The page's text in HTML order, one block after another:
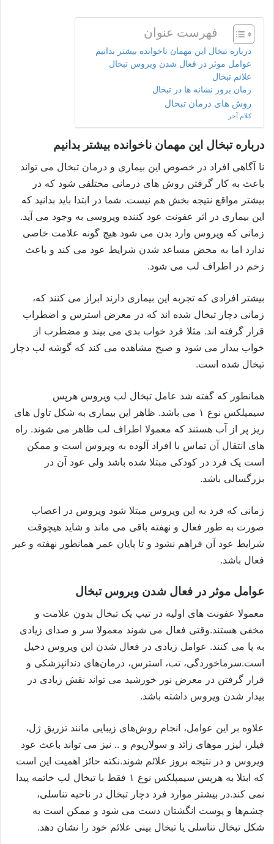
فهرست عنوان
درباره تبخال این مهمان ناخوانده بیشتر بدانیم
عوامل موثر در فعال شدن ویروس تبخال
علائم تبخال
زمان بروز نشانه ها در تبخال
روش های درمان تبخال
کلام آخر
درباره تبخال این مهمان ناخوانده بیشتر بدانیم
نا آگاهی افراد در خصوص این بیماری و درمان تبخال می تواند
باعث به کار گرفتن روش های درمانی مختلفی شود که در
بیشتر مواقع نتیجه بخش هم نیست. شما در ابتدا باید بدانید که
این بیماری در اثر عفونت عود کننده ویروسی به وجود می آید.
زمانی که ویروس وارد بدن می شود هیچ گونه علامت خاصی
ندارد اما به محض مساعد شدن شرایط عود می کند و باعث
زخم در اطراف لب می شود.
بیشتر افرادی که تجربه این بیماری دارند ابراز می کنند که،
زمانی دچار تبخال شده اند که در معرض استرس و اضطراب
قرار گرفته اند. مثلا فرد خواب بدی می بیند و مضطرب از
خواب بیدار می شود و صبح مشاهده می کند که گوشه لب دچار
تبخال شده است.
همانطور که گفته شد عامل تبخال لب ویروس هرپس
سیمپلکس نوع ۱ می باشد. ظاهر این بیماری به شکل تاول های
ریز پر از آب هستند که معمولا اطراف لب ظاهر می شوند. راه
های انتقال آن تماس با افراد آلوده به ویروس است و ممکن
است یک فرد در کودکی مبتلا شده باشد ولی عود آن در
بزرگسالی باشد.
زمانی که فرد به این ویروس مبتلا شود ویروس در اعصاب
صورت به طور فعال و نهفته باقی می ماند و شاید هیچوقت
شرایط عود آن فراهم نشود و تا پایان عمر همانطور نهفته و غیر
فعال باشد.
عوامل موثر در فعال شدن ویروس تبخال
معمولا عفونت های اولیه در تیپ یک تبخال بدون علامت و
مخفی هستند.وقتی فعال می شوند معمولا سر و صدای زیادی
به پا می کنند. عوامل زیادی در فعال شدن این ویروس دخیل
است.سرماخوردگی، تب، استرس، درمان‌های دندانپزشکی و
قرار گرفتن در معرض نور خورشید می تواند نقش زیادی در
بیدار شدن ویروس داشته باشد.
علاوه بر این عوامل، انجام روش‌های زیبایی مانند تزریق ژل،
فیلر، لیزر موهای زائد و سولاریوم و .. نیز می تواند باعث عود
ویروس و در نتیجه بروز علائم شوند.نکته حائز اهمیت این است
که ابتلا به هرپس سیمپلکس نوع ۱ فقط با تبخال لب خاتمه پیدا
نمی کند.در بیشتر موارد فرد دچار تبخال در ناحیه تناسلی،
چشم‌ها و پوست انگشتان دست می شود و ممکن است به
شکل تبخال تناسلی یا تبخال بینی علائم خود را نشان دهد.